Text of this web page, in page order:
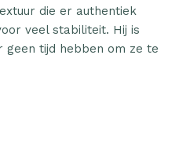
die er authentiek
veel stabiliteit. Hij is
geen tijd hebben om ze te